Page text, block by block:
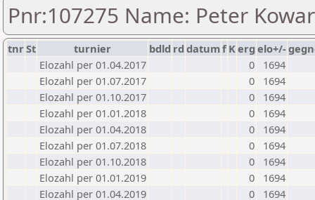
Pnr:107275 Name: Peter
tnrSt turnier bdld rd datumf Kerg elo+/-
Elozahl per 01.04.2017
0
1694
Elozahl per 01.07.2017
0
1694
Elozahl per 01.10.2017
0
1694
Elozahl per 01.01.2018
0
1694
Elozahl per 01.04.2018
0
1694
Elozahl per 01.07.2018
0
1694
Elozahl per 01.10.2018
0
1694
Elozahl per 01.01.2019
0
1694
Elozahl per 01.04.2019
0
1694